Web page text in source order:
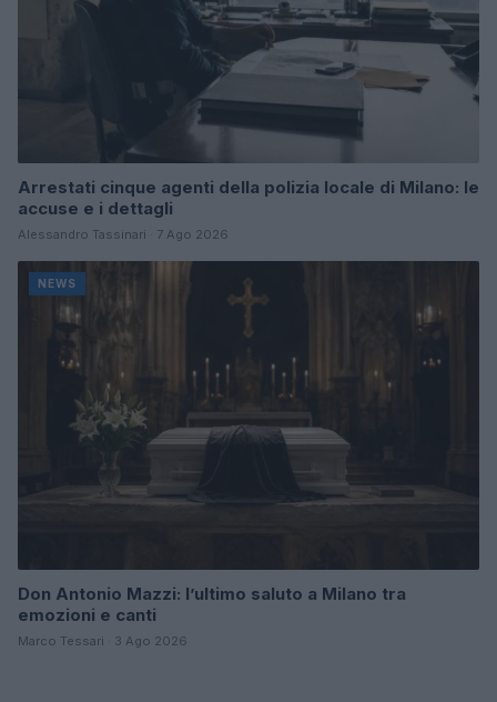
Arrestati cinque agenti della polizia locale di Milano: le
accuse e i dettagli
Alessandro Tassinari · 7 Ago 2026
NEWS
Don Antonio Mazzi: l’ultimo saluto a Milano tra
emozioni e canti
Marco Tessari · 3 Ago 2026